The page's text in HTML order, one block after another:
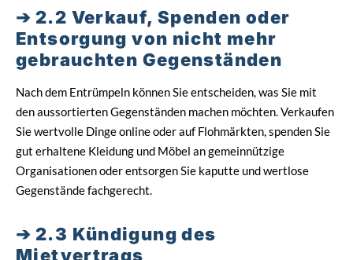
2.2 Verkauf, Spenden oder
Entsorgung von nicht mehr
gebrauchten Gegenständen
Nach dem Entrümpeln können Sie entscheiden, was Sie mit
den aussortierten Gegenständen machen möchten. Verkaufen
Sie wertvolle Dinge online oder auf Flohmärkten, spenden Sie
gut erhaltene Kleidung und Möbel an gemeinnützige
Organisationen oder entsorgen Sie kaputte und wertlose
Gegenstände fachgerecht.
2.3 Kündigung des
Mietvertrags